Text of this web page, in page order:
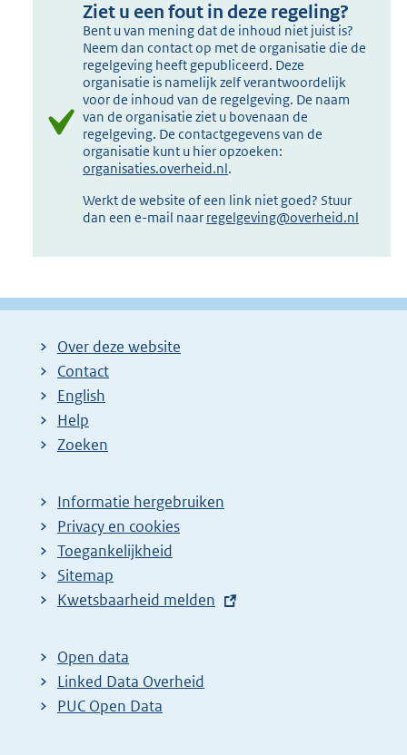
Ziet u een fout in deze regeling?
Bent u van mening dat de inhoud niet juist is?
Neem dan contact op met de organisatie die de
regelgeving heeft gepubliceerd. Deze
organisatie is namelijk zelf verantwoordelijk
voor de inhoud van de regelgeving. De naam
van de organisatie ziet u bovenaan de
regelgeving. De contactgegevens van de
organisatie kunt u hier opzoeken:
organisaties.overheid.nl.
Werkt de website of een link niet goed? Stuur
dan een e-mail naar regelgeving@overheid.nl
Over deze website
Contact
English
Help
Zoeken
Informatie hergebruiken
Privacy en cookies
Toegankelijkheid
Sitemap
E
t
e
r
Kwetsbaarheid melden
Open data
Linked Data Overheid
PUC Open Data